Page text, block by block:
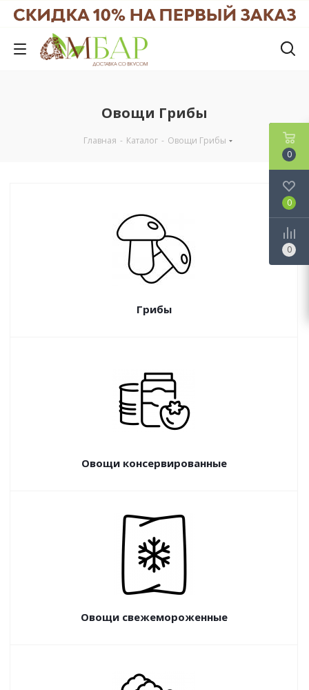
Овощи Грибы
Главная - Каталог - Овощи Грибы
Грибы
Овощи консервированные
Овощи свежемороженные
0
0
0